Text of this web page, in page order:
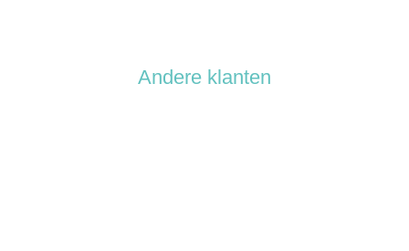
Andere klanten